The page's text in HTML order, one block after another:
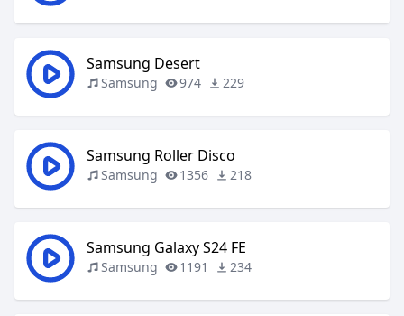
Samsung Desert
Samsung 974 229
Samsung Roller Disco
Samsung 1356 218
Samsung Galaxy S24 FE
Samsung 1191 234